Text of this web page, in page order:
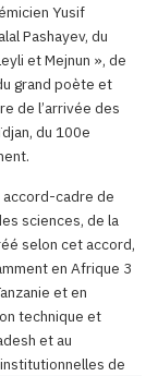
Yusif
Pashayev, du
et Mejnun », de
grand poète et
de l’arrivée des
du 100e
accord-cadre de
sciences, de la
selon cet accord,
en Afrique 3
et en
technique et
et au
de